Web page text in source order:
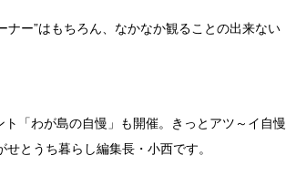
ナー”はもちろん、なかなか観ることの出来ない
「わが島の自慢」も開催。きっとアツ～イ自慢
とうち暮らし編集長・小西です。